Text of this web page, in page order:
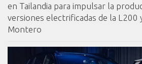
en Tailandia para impulsar la
versiones electrificadas de la L200
Montero